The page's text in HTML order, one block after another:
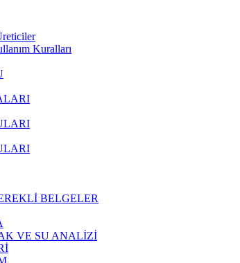
Kuralları
BELGELER
VE SU ANALİZİ